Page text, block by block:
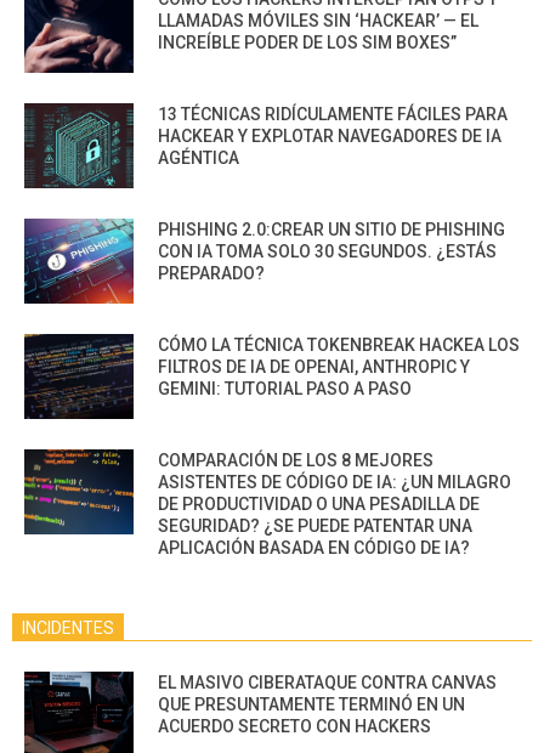
LLAMADAS MÓVILES SIN ‘HACKEAR’ — EL
INCREÍBLE PODER DE LOS SIM BOXES”
13 TÉCNICAS RIDÍCULAMENTE FÁCILES PARA
HACKEAR Y EXPLOTAR NAVEGADORES DE IA
AGÉNTICA
PHISHING 2.0:CREAR UN SITIO DE PHISHING
CON IA TOMA SOLO 30 SEGUNDOS. ¿ESTÁS
PREPARADO?
CÓMO LA TÉCNICA TOKENBREAK HACKEA LOS
FILTROS DE IA DE OPENAI, ANTHROPIC Y
GEMINI: TUTORIAL PASO A PASO
COMPARACIÓN DE LOS 8 MEJORES
ASISTENTES DE CÓDIGO DE IA: ¿UN MILAGRO
DE PRODUCTIVIDAD O UNA PESADILLA DE
SEGURIDAD? ¿SE PUEDE PATENTAR UNA
APLICACIÓN BASADA EN CÓDIGO DE IA?
INCIDENTES
EL MASIVO CIBERATAQUE CONTRA CANVAS
QUE PRESUNTAMENTE TERMINÓ EN UN
ACUERDO SECRETO CON HACKERS